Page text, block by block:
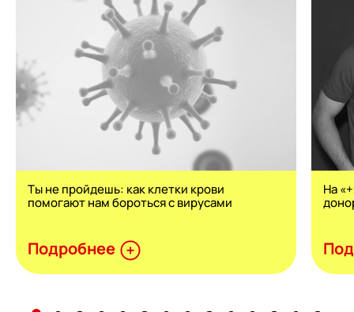
Ты не пройдешь: как клетки крови
помогают нам бороться с вирусами
Подробнее
На